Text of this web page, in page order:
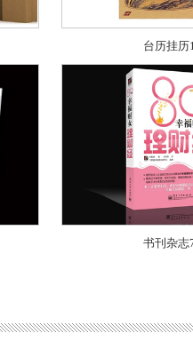
台历挂历
书刊杂志